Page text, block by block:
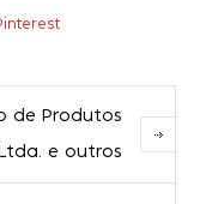
de Produtos
e outros